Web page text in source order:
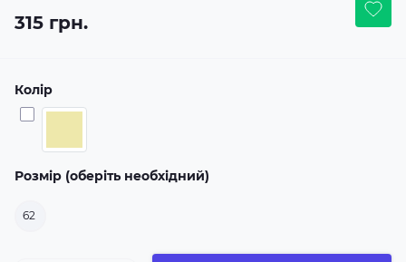
315 грн.
Колір
Розмір (оберіть необхідний)
62